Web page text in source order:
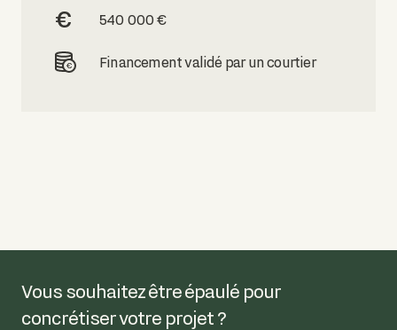
540 000 €
Financement validé par un courtier
Vous souhaitez être épaulé pour
concrétiser votre projet ?